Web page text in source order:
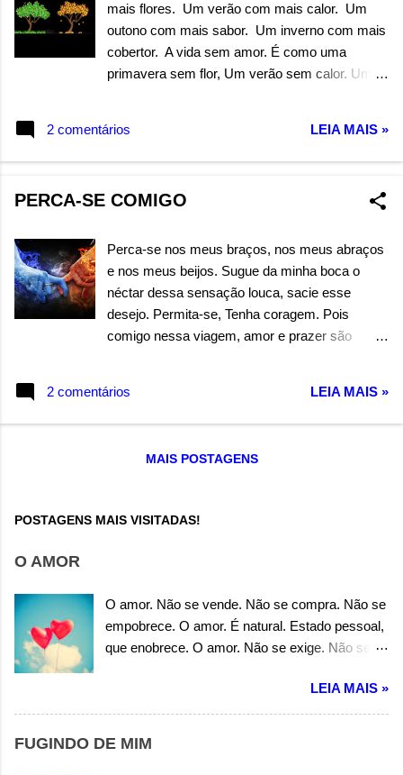
mais flores. Um verão com mais calor. Um
outono com mais sabor. Um inverno com mais
cobertor. A vida sem amor. É como uma
primavera sem flor, Um verão sem calor. Um
2 comentários
LEIA MAIS »
PERCA-SE COMIGO
Perca-se nos meus braços, nos meus abraços
e nos meus beijos. Sugue da minha boca o
néctar dessa sensação louca, sacie esse
desejo. Permita-se, Tenha coragem. Pois
comigo nessa viagem, amor e prazer são
2 comentários LEIA MAIS »
MAIS POSTAGENS
POSTAGENS MAIS VISITADAS!
O AMOR
O amor. Não se vende. Não se compra. Não se
empobrece. O amor. É natural. Estado pessoal,
que enobrece. O amor. Não se exige. Não se
Estado de graça, que se estabelece. O amor.
Não é egoísta. Não é pessimista. Não é ilusão.
LEIA MAIS »
FUGINDO DE MIM